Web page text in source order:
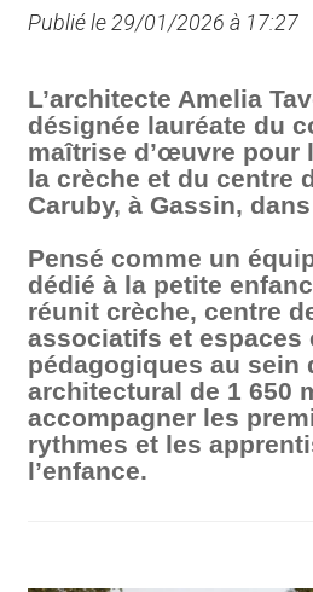
Publié le 29/01/2026 à 17:27
L’architecte Amelia
désignée lauréate du
maîtrise d’œuvre pour
la crèche et du centre
Caruby, à Gassin,
Pensé comme un
dédié à la petite
réunit crèche, centre
associatifs et espaces
pédagogiques au sein
architectural de 1 650
accompagner les
rythmes et les
l’enfance.